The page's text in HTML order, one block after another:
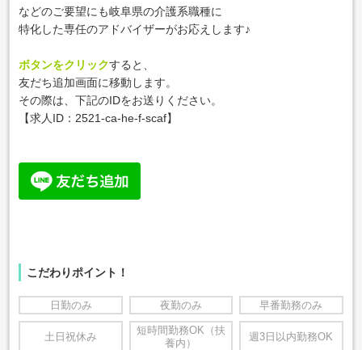
などのご要望にも岐阜県の介護系職種に
特化した専任のアドバイザーがお応えします♪
ボタンをクリックすると、
友だち追加画面に移動します。
その際は、下記のIDをお送りください。
【求人ID： 2521-ca-he-f-scaf】
こだわりポイント！
日勤のみ 夜勤のみ 早番勤務のみ
土日祝休み
短時間勤務OK（扶
養内）
週3日以内勤務OK